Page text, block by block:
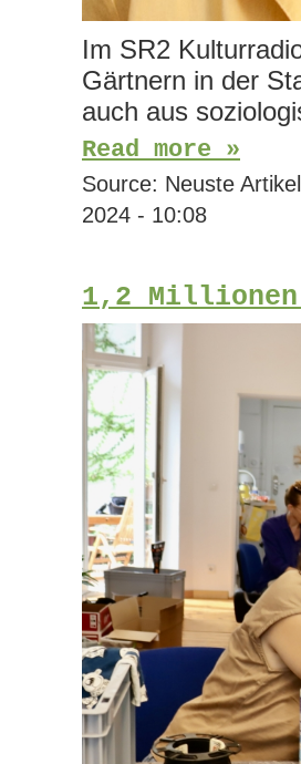
Im SR2
Gärtnern in der
auch aus
Read more »
Source: Neuste
2024 - 10:08
1,2